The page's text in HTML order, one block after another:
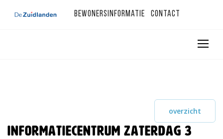
Bewonersinformatie Contact
overzicht
Informatiecentrum zaterdag 3